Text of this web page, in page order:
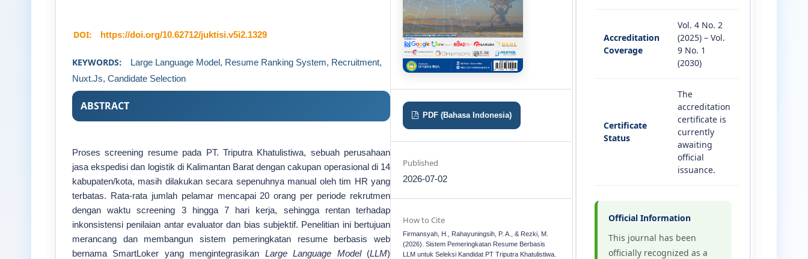
DOI: https://doi.org/10.62712/juktisi.v5i2.1329
KEYWORDS:
Large Language Model, Resume Ranking System, Recruitment,
Nuxt.js, Candidate Selection
ABSTRACT
Proses screening resume pada PT. Triputra Khatulistiwa, sebuah perusahaan
jasa ekspedisi dan logistik di Kalimantan Barat dengan cakupan operasional di 14
kabupaten/kota, masih dilakukan secara sepenuhnya manual oleh tim HR yang
terbatas. Rata-rata jumlah pelamar mencapai 20 orang per periode rekrutmen
dengan waktu screening 3 hingga 7 hari kerja, sehingga rentan terhadap
inkonsistensi penilaian antar evaluator dan bias subjektif. Penelitian ini bertujuan
merancang dan membangun sistem pemeringkatan resume berbasis web
bernama SmartLoker yang mengintegrasikan Large Language Model(LLM)
PDF (Bahasa Indonesia)
Published
2026-07-02
How to Cite
Firmansyah, H., Rahayuningsih, P. A., & Rezki, M.
(2026). Sistem Pemeringkatan Resume Berbasis
LLM untuk Seleksi Kandidat PT Triputra Khatulistiwa.
Accreditation
Coverage
Vol. 4 No. 2
(2025) – Vol.
9 No. 1
(2030)
Certificate
Status
The
accreditation
certificate is
currently
awaiting
official
issuance.
Official Information
This journal has been
officially recognized as a